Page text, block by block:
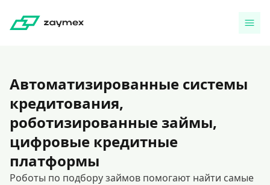
Автоматизированные системы
кредитования,
роботизированные займы,
цифровые кредитные
платформы
Роботы по подбору займов помогают найти самые